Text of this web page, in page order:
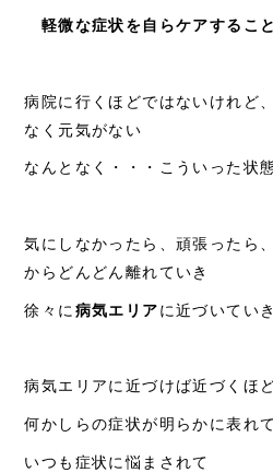
軽微な症状を自らケアするこ
病院に行くほどではないけれど
なく元気がない
なんとなく・・・こういった状
気にしなかったら、頑張ったら
からどんどん離れていき
徐々に 病気エリアに近づいてい
病気エリアに近づけば近づくほ
何かしらの症状が明らかに表れ
いつも症状に悩まされて